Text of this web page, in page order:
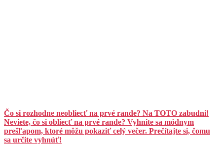
Čo si rozhodne neobliecť na prvé rande? Na TOTO zabudni!
Neviete, čo si obliecť na prvé rande? Vyhnite sa módnym
prešľapom, ktoré môžu pokaziť celý večer. Prečítajte si, čomu
sa určite vyhnúť!